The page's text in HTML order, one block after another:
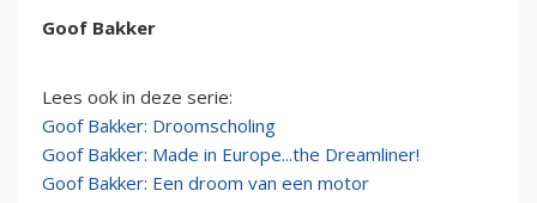
Goof Bakker
Lees ook in deze serie:
Goof Bakker: Droomscholing
Goof Bakker: Made in Europe...the Dreamliner!
Goof Bakker: Een droom van een motor